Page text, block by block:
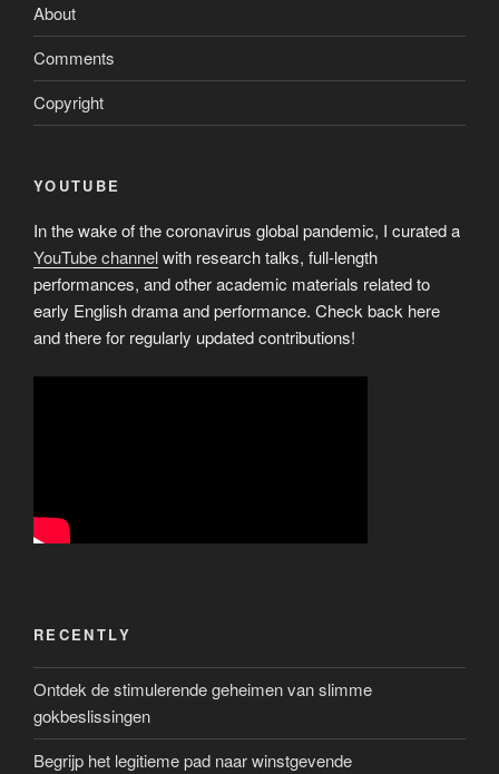
About
Comments
Copyright
YOUTUBE
In the wake of the coronavirus global pandemic, I curated a
YouTube channelwith research talks, full-length
performances, and other academic materials related to
early English drama and performance. Check back here
and there for regularly updated contributions!
RECENTLY
Ontdek de stimulerende geheimen van slimme
gokbeslissingen
Begrijp het legitieme pad naar winstgevende